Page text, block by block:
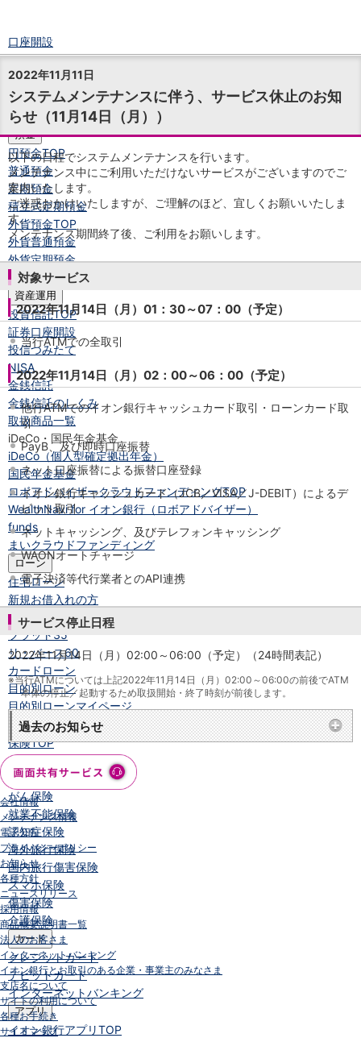
口座開設
ログイン
チャット
メニュー
商品・サービス
預金
円預金TOP
普通預金
定期預金
積立式定期預金
外貨預金TOP
外貨普通預金
外貨定期預金
外貨普通預金積立
資産運用
投資信託TOP
証券口座開設
投信つみたて
NISA
金銭信託
金銭信託のしくみ
取扱商品一覧
iDeCo・国民年金基金
iDeCo（個人型確定拠出年金）
国民年金基金
ロボアドバイザークラウドファンディングTOP
WealthNavi for イオン銀行（ロボアドバイザー）
funds
まいクラウドファンディング
ローン
住宅ローン
新規お借入れの方
お借換えの方
フラット35
リ・バース60
カードローン
目的別ローン
目的別ローンマイページ
保険
保険TOP
個人年金保険
医療保険
がん保険
就業不能保険
認知症保険
海外旅行保険
国内旅行傷害保険
スマホ保険
傷害保険
介護保険
カード
クレジットカード
デビットカード
インターネットバンキング
アプリ
イオン銀行アプリTOP
2022年11月11日
システムメンテナンスに伴う、サービス休止のお知
らせ（11月14日（月））
以下の日程でシステムメンテナンスを行います。
メンテナンス中にご利用いただけないサービスがございますのでご
案内いたします。
ご迷惑おかけいたしますが、ご理解のほど、宜しくお願いいたしま
す。
メンテナンス期間終了後、ご利用をお願いします。
対象サービス
2022年11月14日（月）01：30～07：00（予定）
当行ATMでの全取引
2022年11月14日（月）02：00～06：00（予定）
他行ATMでのイオン銀行キャッシュカード取引・ローンカード取
引
PayB、及び即時口座振替
ネット口座振替による振替口座登録
イオン銀行キャッシュカード（JCB／VISA／J-DEBIT）によるデ
ビット取引
ネットキャッシング、及びテレフォンキャッシング
WAONオートチャージ
電子決済等代行業者とのAPI連携
サービス停止日程
2022年11月14日（月）02:00～06:00（予定）（24時間表記）
※当行ATMについては上記2022年11月14日（月）02:00～06:00の前後でATM
本体の停止／起動するため取扱開始・終了時刻が前後します。
過去のお知らせ
会社情報
メンテナンス情報
電子公告
プライバシーポリシー
お知らせ
各種方針
ニュースリリース
採用情報
商品概要説明書一覧
法人のお客さま
インターネットバンキング
イオン銀行とお取引のある企業・事業主のみなさま
支店名について
サイトの利用について
各種お手続き
サイトマップ